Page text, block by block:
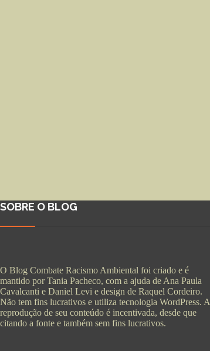
SOBRE O BLOG
O Blog Combate Racismo Ambiental foi criado e é
mantido por Tania Pacheco, com a ajuda de Ana Paula
Cavalcanti e Daniel Levi e design de Raquel Cordeiro.
Não tem fins lucrativos e utiliza tecnologia WordPress. A
reprodução de seu conteúdo é incentivada, desde que
citando a fonte e também sem fins lucrativos.